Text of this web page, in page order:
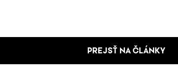
PREJSŤ NA ČLÁNKY